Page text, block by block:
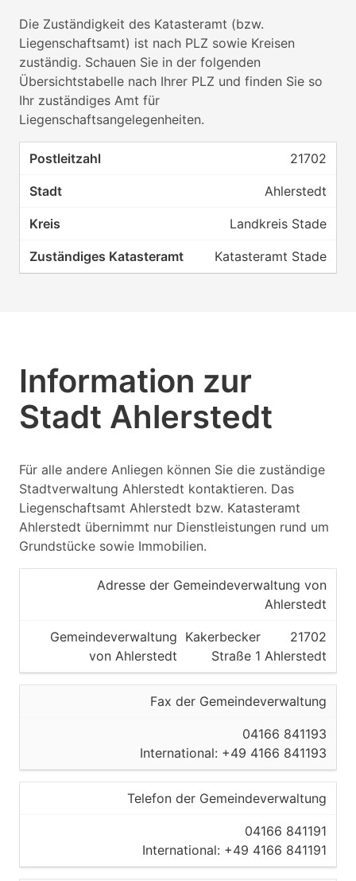
Die Zuständigkeit des Katasteramt (bzw.
Liegenschaftsamt) ist nach PLZ sowie Kreisen
zuständig. Schauen Sie in der folgenden
Übersichtstabelle nach Ihrer PLZ und finden Sie so
Ihr zuständiges Amt für
Liegenschaftsangelegenheiten.
21702
Ahlerstedt
Landkreis Stade
Katasteramt Stade
Information zur
Stadt Ahlerstedt
Für alle andere Anliegen können Sie die zuständige
Stadtverwaltung Ahlerstedt kontaktieren. Das
Liegenschaftsamt Ahlerstedt bzw. Katasteramt
Ahlerstedt übernimmt nur Dienstleistungen rund um
Grundstücke sowie Immobilien.
Adresse der Gemeindeverwaltung von
Ahlerstedt
Gemeindeverwaltung
von Ahlerstedt
Kakerbecker
Straße 1
21702
Ahlerstedt
Fax der Gemeindeverwaltung
04166 841193
International: +49 4166 841193
Telefon der Gemeindeverwaltung
04166 841191
International: +49 4166 841191